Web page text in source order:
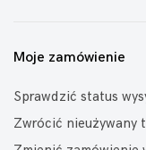
Moje zamówienie
Sprawdzić status
Zwrócić nieużywany